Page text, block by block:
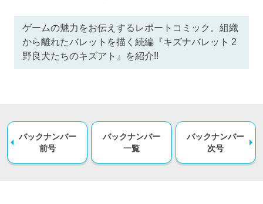
ゲームの魅力をお伝えするレポートコミック。組織
から離れたバレットを描く続編『キズナバレット 2
野良犬たちのキズアト』を紹介!!
バックナンバー
前号
バックナンバー
一覧
バックナンバー
次号